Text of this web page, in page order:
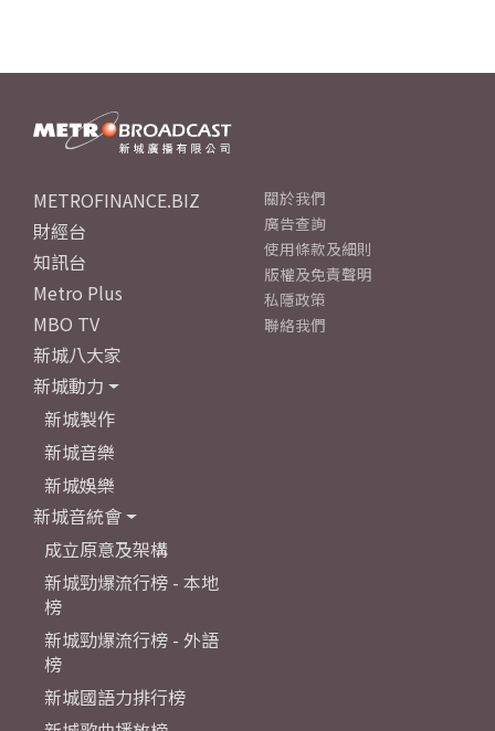
METROFINANCE.BIZ
財經台
知訊台
Metro Plus
MBO TV
新城八大家
新城動力
新城製作
新城音樂
新城娛樂
新城音統會
成立原意及架構
新城勁爆流行榜 - 本地
榜
新城勁爆流行榜 - 外語
榜
新城國語力排行榜
關於我們
廣告查詢
使用條款及細則
版權及免責聲明
私隱政策
聯絡我們